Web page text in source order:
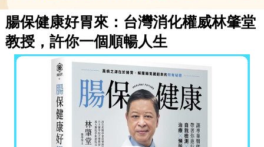
腸保健康好胃來：台灣消化權威林肇堂
教授，許你一個順暢人生